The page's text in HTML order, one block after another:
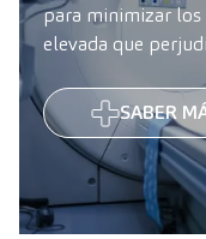
para minimizar los
elevada que
SABER